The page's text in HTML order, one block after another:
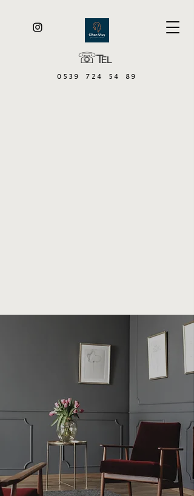
0539 724 54 89
☏℡